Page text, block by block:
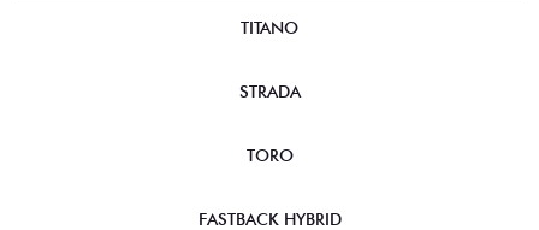
TITANO
STRADA
TORO
FASTBACK HYBRID